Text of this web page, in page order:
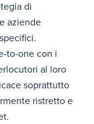
di
aziende
to-one con i
al loro
soprattutto
ristretto e